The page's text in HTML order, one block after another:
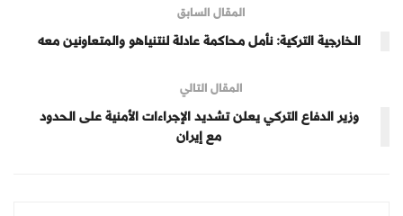
المقال السابق
الخارجية التركية: نأمل محاكمة عادلة لنتنياهو والمتعاونين معه
المقال التالي
وزير الدفاع التركي يعلن تشديد الإجراءات الأمنية على الحدود
مع إيران